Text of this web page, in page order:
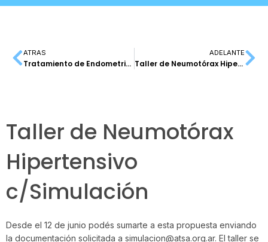
ATRAS
Tratamiento de Endometriosis Severa
ADELANTE
Taller de Neumotórax Hipertensivo c/Simulación
Taller de Neumotórax
Hipertensivo
c/Simulación
Desde el 12 de junio podés sumarte a esta propuesta enviando
la documentación solicitada a simulacion@atsa.org.ar. El taller se